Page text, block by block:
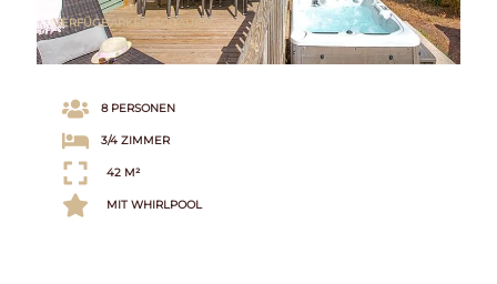
VERFÜGBARKEIT SCHAUEN
8 PERSONEN
3/4 ZIMMER
42 M²
MIT WHIRLPOOL